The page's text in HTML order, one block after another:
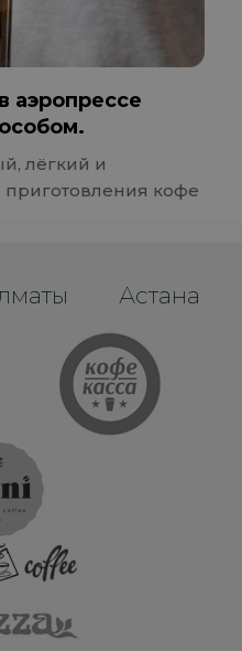
аэропрессе
лёгкий и
кофе
Астана